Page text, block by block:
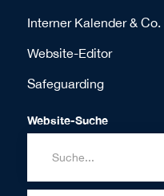
Interner Kalender & Co.
Website-Editor
Safeguarding
Website-Suche